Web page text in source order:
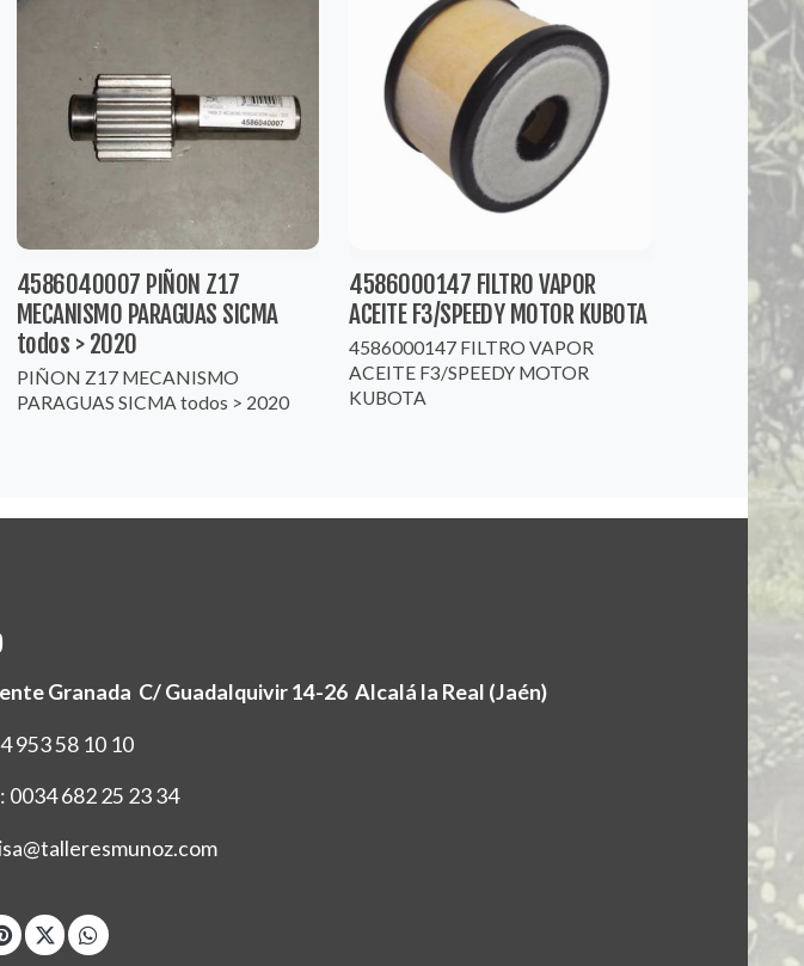
4586040007 PIÑON Z17
MECANISMO PARAGUAS SICMA
todos > 2020
PIÑON Z17 MECANISMO
PARAGUAS SICMA todos > 2020
4586000147 FILTRO VAPOR
ACEITE F3/SPEEDY MOTOR KUBOTA
4586000147 FILTRO VAPOR
ACEITE F3/SPEEDY MOTOR
KUBOTA
Granada C/ Guadalquivir 14-26 Alcalá la Real (Jaén)
953 58 10 10
0034 682 25 23 34